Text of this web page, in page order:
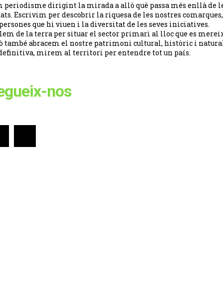
periodisme dirigint la mirada a allò què passa més enllà de
Escrivim per descobrir la riquesa de les nostres
que hi viuen i la diversitat de les seves iniciatives.
de la terra per situar el sector primari al lloc que es
també abracem el nostre patrimoni cultural, històric i
mirem al territori per entendre tot un país.
nos